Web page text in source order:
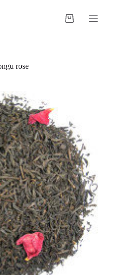
Winkelwagen
rose